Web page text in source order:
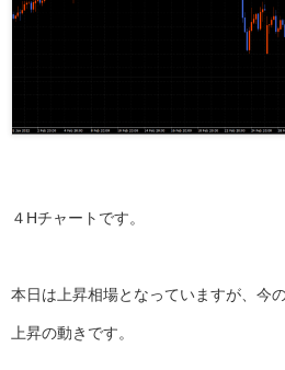
４Hチャートです。
本日は上昇相場となっていますが、今
上昇の動きです。